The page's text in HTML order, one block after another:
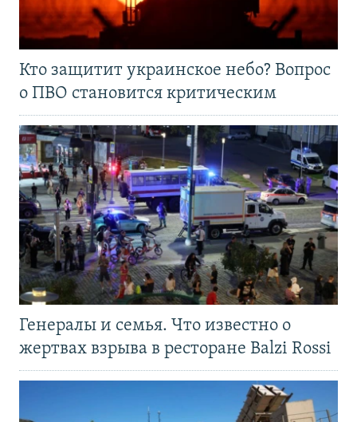
Кто защитит украинское небо? Вопрос
о ПВО становится критическим
Генералы и семья. Что известно о
жертвах взрыва в ресторане Balzi Rossi